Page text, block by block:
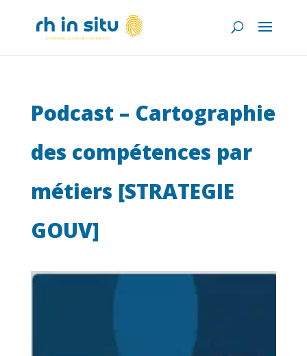
Podcast – Cartographie
des compétences par
métiers [STRATEGIE
GOUV]